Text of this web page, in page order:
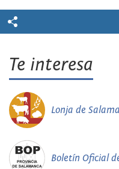
Te interesa
Lonja de
Boletín Oficial